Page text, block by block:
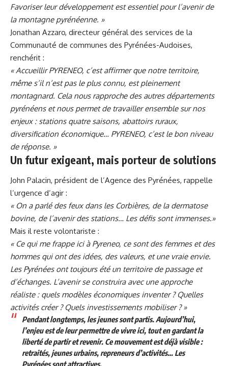
Favoriser leur développement est essentiel pour l’avenir de
la montagne pyrénéenne. »
Jonathan Azzaro, directeur général des services de la
Communauté de communes des Pyrénées-Audoises,
renchérit :
« Accueillir PYRENEO, c’est affirmer que notre territoire,
même s’il n’est pas le plus connu, est pleinement
montagnard. Cela nous rapproche des autres départements
pyrénéens et nous permet de travailler ensemble sur nos
enjeux : stations quatre saisons, abattoirs ruraux,
diversification économique… PYRENEO, c’est le bon niveau
de réponse. »
Un futur exigeant, mais porteur de solutions
John Palacin, président de l’Agence des Pyrénées, rappelle
l’urgence d’agir :
« On a parlé des feux dans les Corbières, de la dermatose
bovine, de l’avenir des stations… Les défis sont immenses.»
Mais il reste volontariste :
« Ce qui me frappe ici à Pyreneo, ce sont des femmes et des
hommes qui ont des idées, des valeurs, et une vraie envie.
Les Pyrénées ont toujours été un territoire de passage et
d’échanges. L’avenir se construira avec une approche
réaliste : quels modèles économiques inventer ? Quelles
activités créer ? Quels investissements mobiliser ? »
Pendant longtemps, les jeunes sont partis. Aujourd’hui,
l’enjeu est de leur permettre de vivre ici, tout en gardant la
liberté de partir et revenir. Ce mouvement est déjà visible :
retraités, jeunes urbains, repreneurs d’activités… Les
Pyrénées sont attractives.